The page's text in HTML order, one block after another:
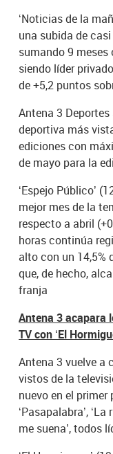
‘Noticias de la
una subida de
sumando 9
siendo líder
de +5,2 puntos
Antena 3
deportiva más
ediciones con
de mayo para la
‘Espejo Público’
mejor mes de la
respecto a abril
horas continúa
alto con un 14,5%
que, de hecho,
franja
Antena 3 acapara
TV con ‘El
Antena 3 vuelve a
vistos de la
nuevo en el
‘Pasapalabra’,
me suena’, todos